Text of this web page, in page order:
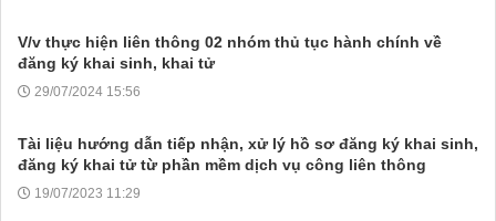
V/v thực hiện liên thông 02 nhóm thủ tục hành chính về
đăng ký khai sinh, khai tử
29/07/2024 15:56
Tài liệu hướng dẫn tiếp nhận, xử lý hồ sơ đăng ký khai sinh,
đăng ký khai tử từ phần mềm dịch vụ công liên thông
19/07/2023 11:29